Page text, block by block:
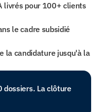
livrés pour 100+ clients
le cadre subsidié
la candidature jusqu'à la
dossiers. La clôture